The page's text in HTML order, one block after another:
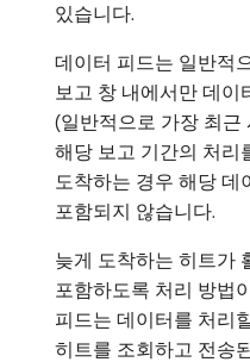
있습니다.
데이터 피드는 일반적
보고 창 내에서만 데이
(일반적으로 가장 최근
해당 보고 기간의 처리
도착하는 경우 해당 데
포함되지 않습니다.
늦게 도착하는 히트가
포함하도록 처리 방법
피드는 데이터를 처리
히트를 조회하고 전송